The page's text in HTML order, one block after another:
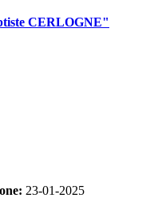
CERLOGNE"
23-01-2025